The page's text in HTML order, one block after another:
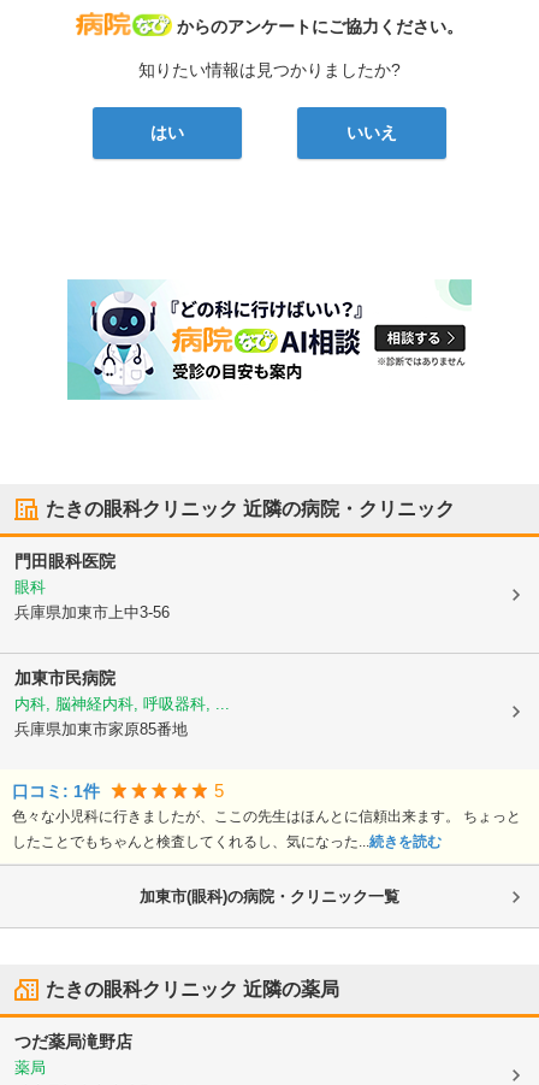
病院なび
からのアンケートにご協力ください。
知りたい情報は見つかりましたか?
はい いいえ
たきの眼科クリニック 近隣の病院・クリニック
門田眼科医院
眼科
兵庫県加東市 上中3-56
加東市民病院
内科, 脳神経内科, 呼吸器科, ...
兵庫県加東市家原85番地
口コミ: 1件 5
色々な小児科に行きましたが、ここの先生はほんとに信頼出来ます。 ちょっと
したことでもちゃんと検査してくれるし、気になった...続きを読む
加東市(眼科)の病院・クリニック一覧
たきの眼科クリニック 近隣の薬局
つだ薬局滝野店
薬局